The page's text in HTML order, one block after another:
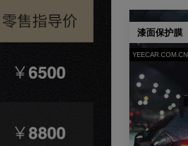
漆面保护膜
YEECAR.COM.CN